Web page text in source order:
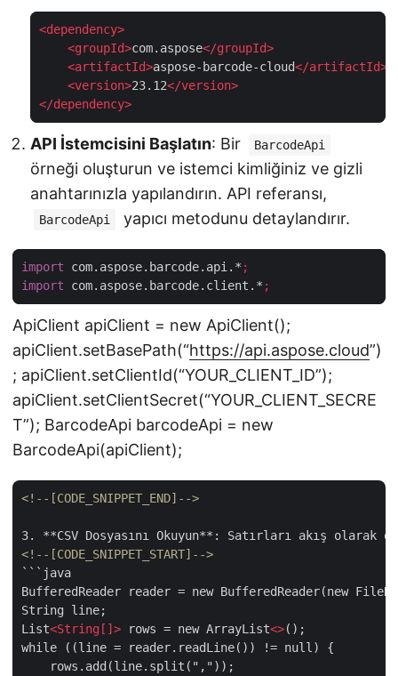
<dependency>
<groupId>com.aspose</groupId>
<artifactId>aspose-barcode-cloud</artifactId>
<version>23.12</version>
</dependency>
API İstemcisini Başlatın: Bir BarcodeApi
örneği oluşturun ve istemci kimliğiniz ve gizli
anahtarınızla yapılandırın. API referansı,
BarcodeApi yapıcı metodunu detaylandırır.
import com.aspose.barcode.api.* ;
import com.aspose.barcode.client.* ;
ApiClient apiClient = new ApiClient();
apiClient.setBasePath(“https://api.aspose.cloud”)
; apiClient.setClientId(“YOUR_CLIENT_ID”);
apiClient.setClientSecret(“YOUR_CLIENT_SECRE
T”); BarcodeApi barcodeApi = new
BarcodeApi(apiClient);
<!--[CODE_SNIPPET_END]-->
<!--[CODE_SNIPPET_START]-->
```java
BufferedReader reader = new BufferedReader(new
String line;
List<String[] > rows = new ArrayList<>();
while ((line = reader.readLine()) != null) {
    rows.add(line.split(","));